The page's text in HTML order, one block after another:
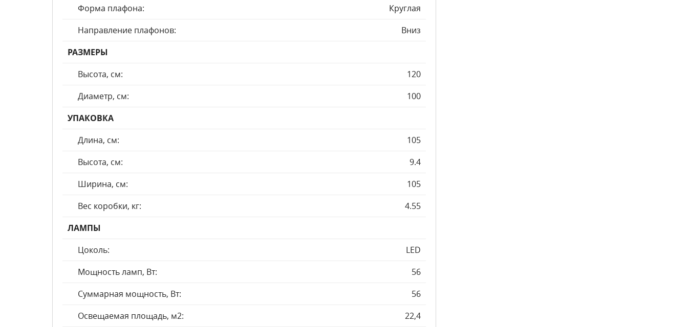
Форма плафона:
Круглая
Направление плафонов:
Вниз
РАЗМЕРЫ
Высота, см:
120
Диаметр, см:
100
УПАКОВКА
Длина, см:
105
Высота, см:
9.4
Ширина, см:
105
Вес коробки, кг:
4.55
ЛАМПЫ
Цоколь:
LED
Мощность ламп, Вт:
56
Суммарная мощность, Вт:
56
Освещаемая площадь, м2:
22,4